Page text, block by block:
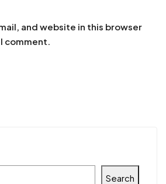
and website in this browser
comment.
Search